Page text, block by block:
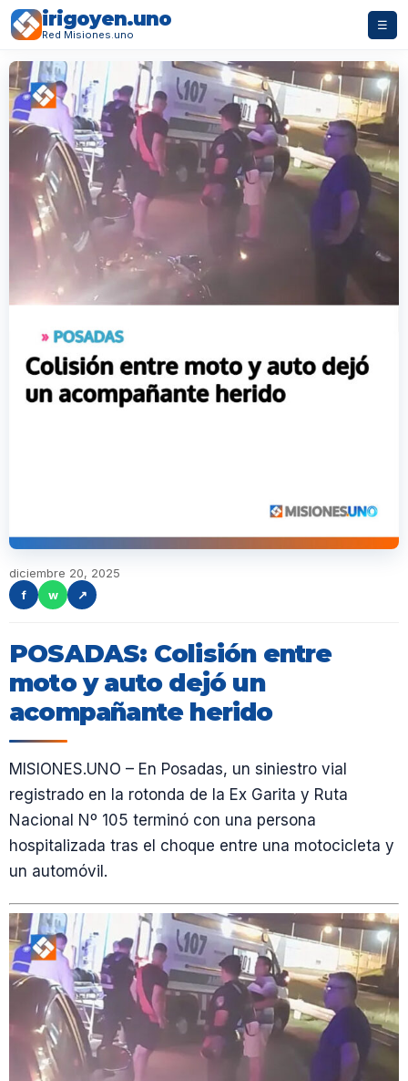
irigoyen.uno
Red Misiones.uno
☰
diciembre 20, 2025
f
w ↗
POSADAS: Colisión entre
moto y auto dejó un
acompañante herido
MISIONES.UNO – En Posadas, un siniestro vial
registrado en la rotonda de la Ex Garita y Ruta
Nacional Nº 105 terminó con una persona
hospitalizada tras el choque entre una motocicleta y
un automóvil.